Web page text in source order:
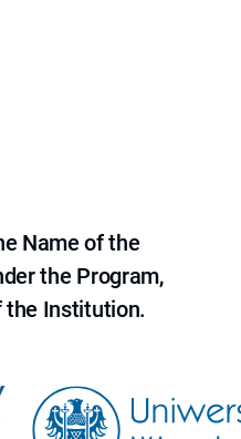
Name of the
the Program,
the Institution.